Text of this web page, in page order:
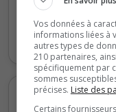
Votes
Votes et clics
Vos données à
informations liées à
autres types de
210 partenaires,
spécifiquement par
sommes
précises. Liste des
Certains